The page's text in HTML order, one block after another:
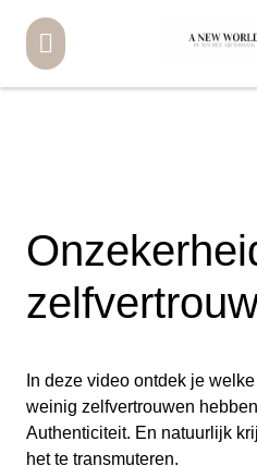
In deze video ontdek je
weinig zelfvertrouwen
Authenticiteit. En natuurlijk
het te transmuteren.